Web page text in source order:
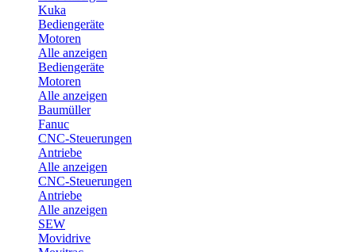
Kuka
Bediengeräte
Motoren
Alle anzeigen
Bediengeräte
Motoren
Alle anzeigen
Baumüller
Fanuc
CNC-Steuerungen
Antriebe
Alle anzeigen
CNC-Steuerungen
Antriebe
Alle anzeigen
SEW
Movidrive